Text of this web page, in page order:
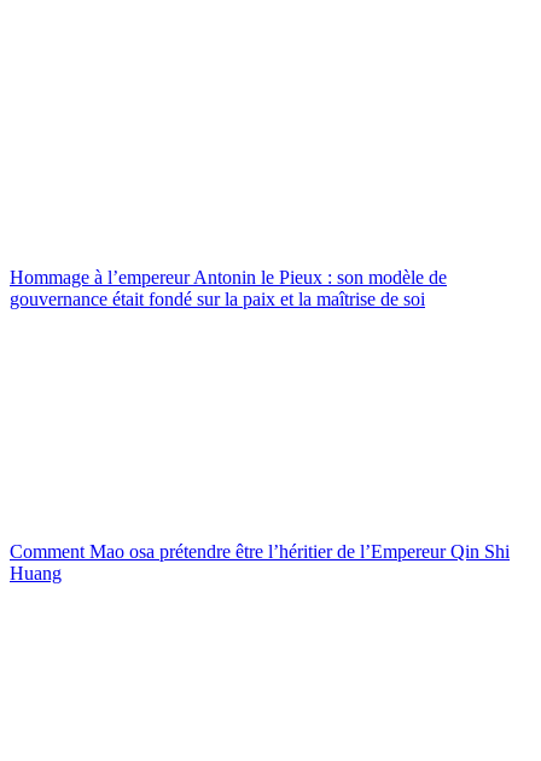
Hommage à l’empereur Antonin le Pieux : son modèle de
gouvernance était fondé sur la paix et la maîtrise de soi
Comment Mao osa prétendre être l’héritier de l’Empereur Qin Shi
Huang